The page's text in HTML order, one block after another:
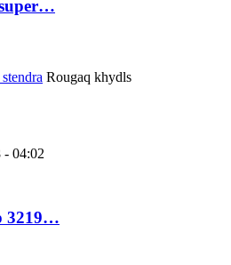
Rougaq khydls
- 04:02
3219…